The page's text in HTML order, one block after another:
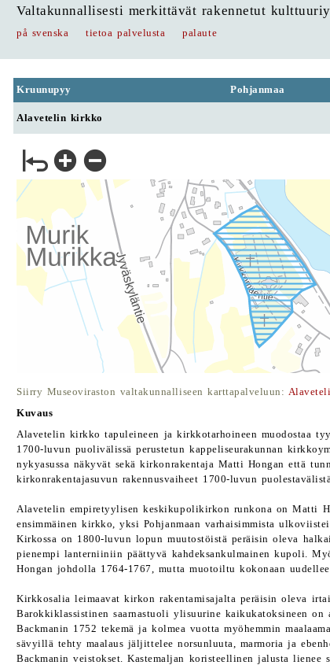
Valtakunnallisesti merkittävät rakennetut
på svenska tietoa palvelusta palaute
Kruunupyy Pohjanmaa
Alavetelin kirkko
Siirry Museoviraston valtakunnalliseen karttapalveluun:
Kuvaus
Alavetelin kirkko tapuleineen ja kirkkotarhoineen muodostaa
1700-luvun puolivälissä perustetun kappeliseurakunnan
nykyasussa näkyvät sekä kirkonrakentaja Matti Hongan että
kirkonrakentajasuvun rakennusvaiheet 1700-luvun
Alavetelin empiretyylisen keskikupolikirkon runkona on Matti
ensimmäinen kirkko, yksi Pohjanmaan varhaisimmista
Kirkossa on 1800-luvun lopun muutostöistä peräisin oleva
pienempi lanterniiniin päättyvä kahdeksankulmainen kupoli.
Hongan johdolla 1764-1767, mutta muotoiltu kokonaan
Kirkkosalia leimaavat kirkon rakentamisajalta peräisin oleva
Barokkiklassistinen saarnastuoli ylisuurine kaikukatoksineen
Backmanin 1752 tekemä ja kolmea vuotta myöhemmin
sävyillä tehty maalaus jäljittelee norsunluuta, marmoria ja
Backmanin veistokset. Kastemaljan koristeellinen jalusta lienee